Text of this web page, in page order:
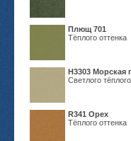
Плющ 701
Тёплого оттенка
H3303 Морская
Светлого
R341 Орех
Тёплого оттенка